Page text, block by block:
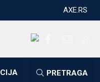
AXE.RS
PRETRAGA